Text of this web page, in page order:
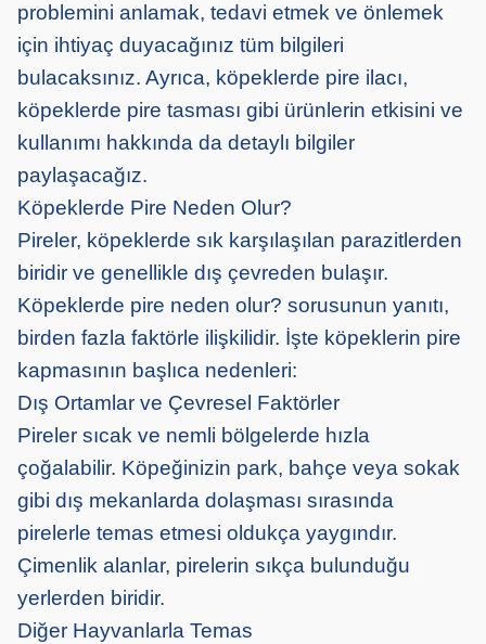
problemini anlamak, tedavi etmek ve önlemek
için ihtiyaç duyacağınız tüm bilgileri
bulacaksınız. Ayrıca, köpeklerde pire ilacı,
köpeklerde pire tasması gibi ürünlerin etkisini ve
kullanımı hakkında da detaylı bilgiler
paylaşacağız.
Köpeklerde Pire Neden Olur?
Pireler, köpeklerde sık karşılaşılan parazitlerden
biridir ve genellikle dış çevreden bulaşır.
Köpeklerde pire neden olur? sorusunun yanıtı,
birden fazla faktörle ilişkilidir. İşte köpeklerin pire
kapmasının başlıca nedenleri:
Dış Ortamlar ve Çevresel Faktörler
Pireler sıcak ve nemli bölgelerde hızla
çoğalabilir. Köpeğinizin park, bahçe veya sokak
gibi dış mekanlarda dolaşması sırasında
pirelerle temas etmesi oldukça yaygındır.
Çimenlik alanlar, pirelerin sıkça bulunduğu
yerlerden biridir.
Diğer Hayvanlarla Temas